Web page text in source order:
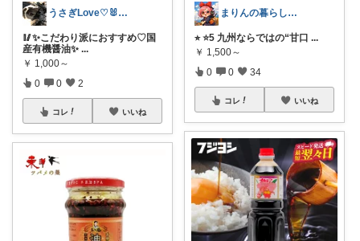
うさぎLove♡🐰みーちゃん🐰
🥢✨こだわり派におすすめ♡国
産有機醤油✨ ...
￥ 1,000～
0 0 2
コレ いいね
まりんの暮らしと体整え癒しROOM🌈
⭐︎ ⭐️5 九州ならではの“甘口 ...
￥ 1,500～
0 0 34
コレ いいね